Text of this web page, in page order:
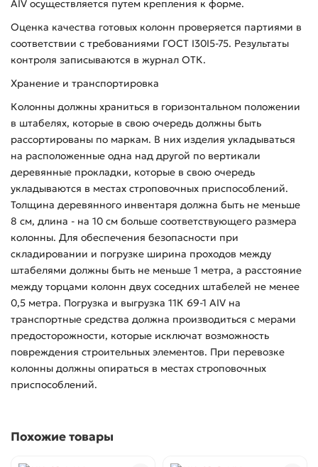
АIV осуществляется путем крепления к форме.
Оценка качества готовых колонн проверяется партиями в
соответствии с требованиями ГОСТ I30I5-75. Результаты
контроля записываются в журнал ОТК.
Хранение и транспортировка
Колонны должны храниться в горизонтальном положении
в штабелях, которые в свою очередь должны быть
рассортированы по маркам. В них изделия укладываться
на расположенные одна над другой по вертикали
деревянные прокладки, которые в свою очередь
укладываются в местах строповочных приспособлений.
Толщина деревянного инвентаря должна быть не меньше
8 см, длина - на 10 см больше соответствующего размера
колонны. Для обеспечения безопасности при
складировании и погрузке ширина проходов между
штабелями должны быть не меньше 1 метра, а расстояние
между торцами колонн двух соседних штабелей не менее
0,5 метра. Погрузка и выгрузка 11К 69-1 АIV на
транспортные средства должна производиться с мерами
предосторожности, которые исключат возможность
повреждения строительных элементов. При перевозке
колонны должны опираться в местах строповочных
приспособлений.
Похожие товары